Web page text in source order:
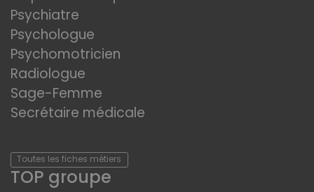
Psychiatre
Psychologue
Psychomotricien
Radiologue
Sage-Femme
Secrétaire médicale
Toutes les fiches métiers
TOP groupe